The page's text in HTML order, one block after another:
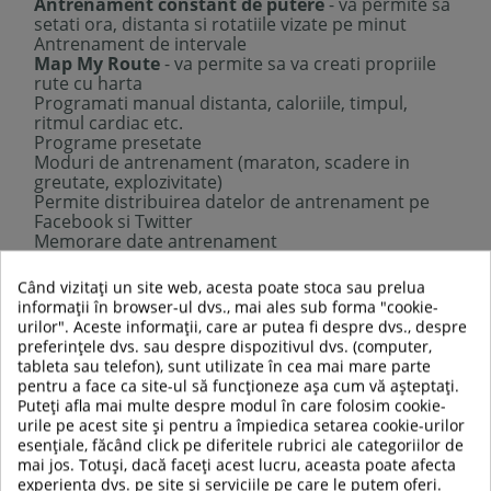
setati ora, distanta si rotatiile vizate pe minut
Antrenament de intervale
Map My Route- va permite sa va creati propriile
rute cu harta
Programati manual distanta, caloriile, timpul,
ritmul cardiac etc.
Programe presetate
Moduri de antrenament (maraton, scadere in
greutate, explozivitate)
Permite distribuirea datelor de antrenament pe
Facebook si Twitter
Memorare date antrenament
Cerintele aplicatiei iCondi:
iOS:sistem de operare 9.3 si versiuni ulterioare;
compatibil cu iPhone si iPad
Android: sistem de operare 5.0+ (Lollipop)
Caracteristici cheie:
Compatibil cu aplicatiaiConsole +
Training(Android/iOS) prin Bluetooth
Cadru stabil cu centrul de greutate joasa
Brat pedalier din 3 piese, cu rulmenti industrial
Când vizitați un site web, acesta poate stoca sau prelua
informații în browser-ul dvs., mai ales sub forma "cookie-
urilor". Aceste informații, care ar putea fi despre dvs., despre
preferințele dvs. sau despre dispozitivul dvs. (computer,
tableta sau telefon), sunt utilizate în cea mai mare parte
pentru a face ca site-ul să funcționeze așa cum vă așteptați.
Puteți afla mai multe despre modul în care folosim cookie-
urile pe acest site și pentru a împiedica setarea cookie-urilor
esențiale, făcând click pe diferitele rubrici ale categoriilor de
mai jos. Totuși, dacă faceți acest lucru, aceasta poate afecta
experiența dvs. pe site și serviciile pe care le putem oferi.